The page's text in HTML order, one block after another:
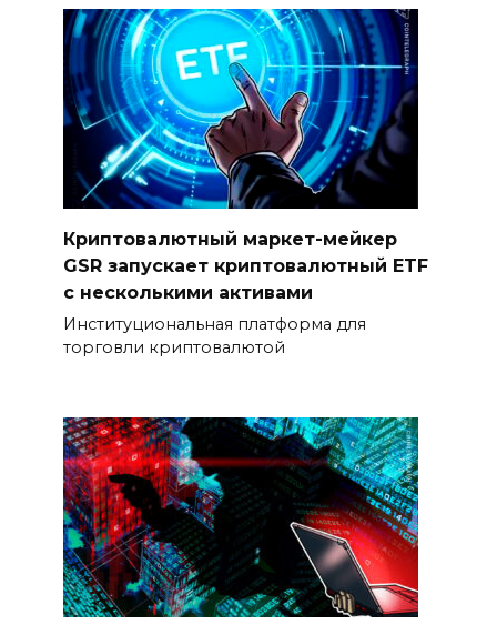
Криптовалютный маркет-мейкер
GSR запускает криптовалютный ETF
с несколькими активами
Институциональная платформа для
торговли криптовалютой